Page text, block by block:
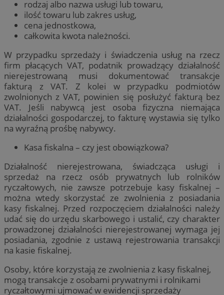
rodzaj albo nazwa usługi lub towaru,
ilość towaru lub zakres usług,
cena jednostkowa,
całkowita kwota należności.
W przypadku sprzedaży i świadczenia usług na rzecz
firm płacących VAT, podatnik prowadzący działalność
nierejestrowaną musi dokumentować transakcje
fakturą z VAT. Z kolei w przypadku podmiotów
zwolnionych z VAT, powinien się posłużyć fakturą bez
VAT. Jeśli nabywcą jest osoba fizyczna niemająca
działalności gospodarczej, to fakturę wystawia się tylko
na wyraźną prośbę nabywcy.
Kasa fiskalna – czy jest obowiązkowa?
Działalność nierejestrowana, świadcząca usługi i
sprzedaż na rzecz osób prywatnych lub rolników
ryczałtowych, nie zawsze potrzebuje kasy fiskalnej –
można wtedy skorzystać ze zwolnienia z posiadania
kasy fiskalnej. Przed rozpoczęciem działalności należy
udać się do urzędu skarbowego i ustalić, czy charakter
prowadzonej działalności nierejestrowanej wymaga jej
posiadania, zgodnie z ustawą rejestrowania transakcji
na kasie fiskalnej.
Osoby, które korzystają ze zwolnienia z kasy fiskalnej,
mogą transakcje z osobami prywatnymi i rolnikami
ryczałtowymi ujmować w ewidencji sprzedaży